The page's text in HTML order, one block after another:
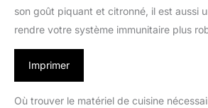
son goût piquant et citronné, il est aussi
rendre votre système immunitaire plus
Imprimer
Où trouver le matériel de cuisine